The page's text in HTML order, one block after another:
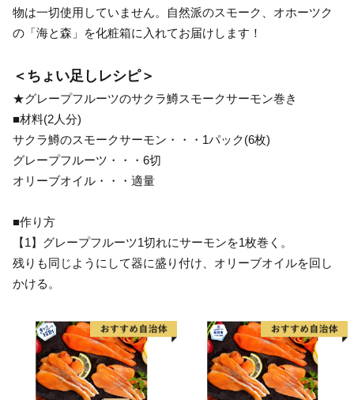
物は一切使用していません。自然派のスモーク、オホーツク
の「海と森」を化粧箱に入れてお届けします！
＜ちょい足しレシピ＞
★グレープフルーツのサクラ鱒スモークサーモン巻き
■材料(2人分)
サクラ鱒のスモークサーモン・・・1パック(6枚)
グレープフルーツ・・・6切
オリーブオイル・・・適量
■作り方
【1】グレープフルーツ1切れにサーモンを1枚巻く。
残りも同じようにして器に盛り付け、オリーブオイルを回し
かける。